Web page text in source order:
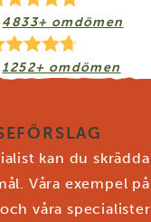
4833+ omdömen
1252+ omdömen
kan du
Våra exempel
våra